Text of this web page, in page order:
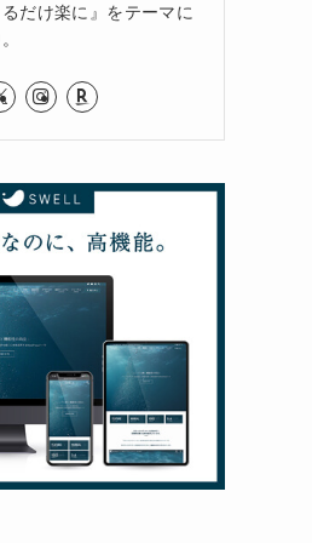
るだけ楽に』をテーマに